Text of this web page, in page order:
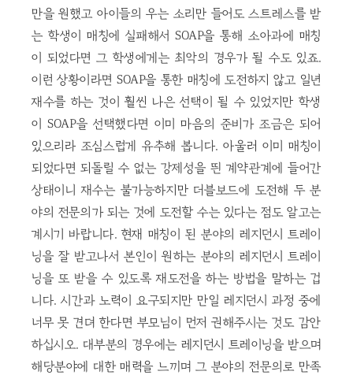
만을 원했고 아이들의 우는 소리만 들어도 스트레스를 받
는 학생이 매칭에 실패해서 SOAP을 통해 소아과에 매칭
이 되었다면 그 학생에게는 최악의 경우가 될 수도 있죠.
이런 상황이라면 SOAP을 통한 매칭에 도전하지 않고 일년
재수를 하는 것이 훨씬 나은 선택이 될 수 있었지만 학생
이 SOAP을 선택했다면 이미 마음의 준비가 조금은 되어
있으리라 조심스럽게 유추해 봅니다. 아울러 이미 매칭이
되었다면 되돌릴 수 없는 강제성을 띈 계약관계에 들어간
상태이니 재수는 불가능하지만 더블보드에 도전해 두 분
야의 전문의가 되는 것에 도전할 수는 있다는 점도 알고는
계시기 바랍니다. 현재 매칭이 된 분야의 레지던시 트레이
닝을 잘 받고나서 본인이 원하는 분야의 레지던시 트레이
닝을 또 받을 수 있도록 재도전을 하는 방법을 말하는 겁
니다. 시간과 노력이 요구되지만 만일 레지던시 과정 중에
너무 못 견뎌 한다면 부모님이 먼저 권해주시는 것도 감안
하십시오. 대부분의 경우에는 레지던시 트레이닝을 받으며
해당분야에 대한 매력을 느끼며 그 분야의 전문의로 만족